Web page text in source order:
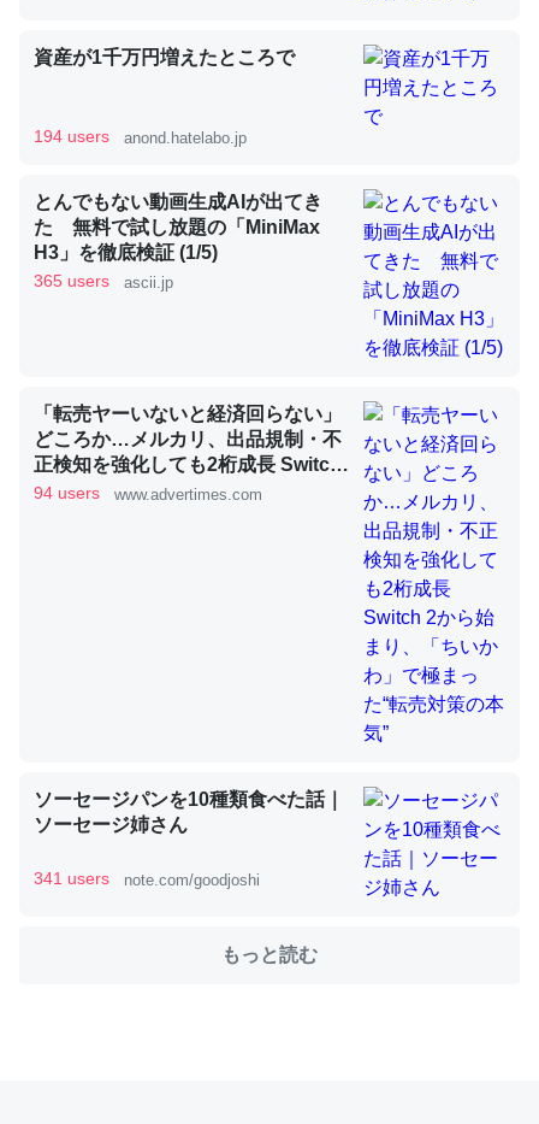
昆虫ってカルシウム少ないのか。知らんかった。調べたら
─ニュース :: 【研究発表】昆虫学の大問題＝「昆虫はなぜ海にいな
いのか」に関する新仮説
利だから両方が拮抗してるのでは」とあって面白い。海に
いる鋏角類（カブトガニ・ウミグモ）はカルシウムを使わ
ずキチンを強化してる筈だが、酵素が違うのか？
─ニュース :: 【研究発表】昆虫学の大問題＝「昆虫はなぜ海にいな
これを元に考えるとカルシウムを大量に使う脊椎動物と貝
類は苦労してるんだな…。腹足類だと殻を無くしてナメク
ちぼちRingも置こうかと画策中。あと、Googleマップで
資産が1千万円増えたところで
194 users anond.hatelabo.jp
とんでもない動画生成AIが出てき
た 無料で試し放題の「MiniMax
H3」を徹底検証 (1/5)
365 users ascii.jp
「転売ヤーいないと経済回らない」
どころか…メルカリ、出品規制・不
正検知を強化しても2桁成長 Switch
2から始まり、「ちいかわ」で極ま
94 users www.advertimes.com
ソーセージパンを10種類食べた話｜
ソーセージ姉さん
341 users note.com/goodjoshi
もっと読む